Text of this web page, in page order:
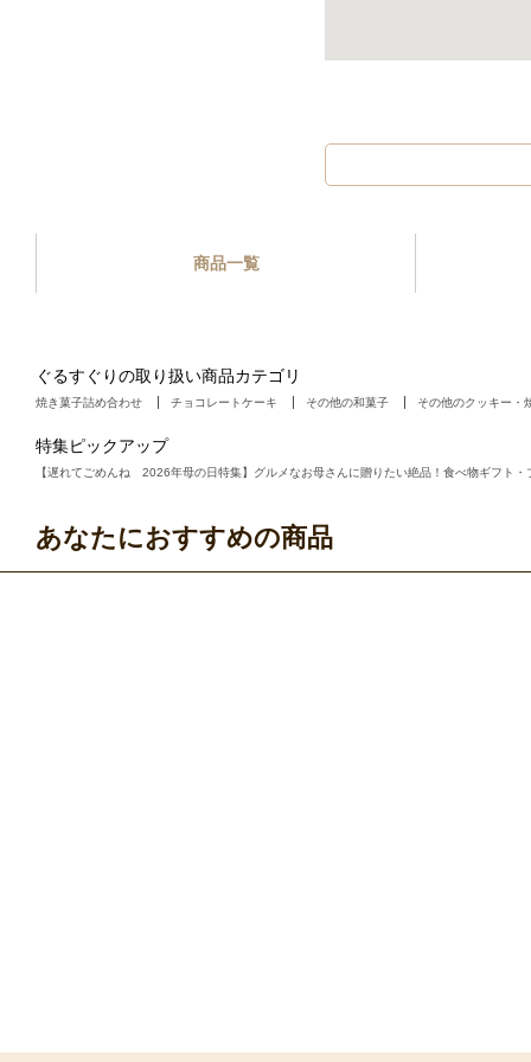
商品一覧
ぐるすぐりの取り扱い商品カテゴリ
焼き菓子詰め合わせ チョコレートケーキ その他の和菓子 その他のクッキー・
特集ピックアップ
【遅れてごめんね 2026年母の日特集】グルメなお母さんに贈りたい絶品！食べ物ギフト・
あなたにおすすめの商品